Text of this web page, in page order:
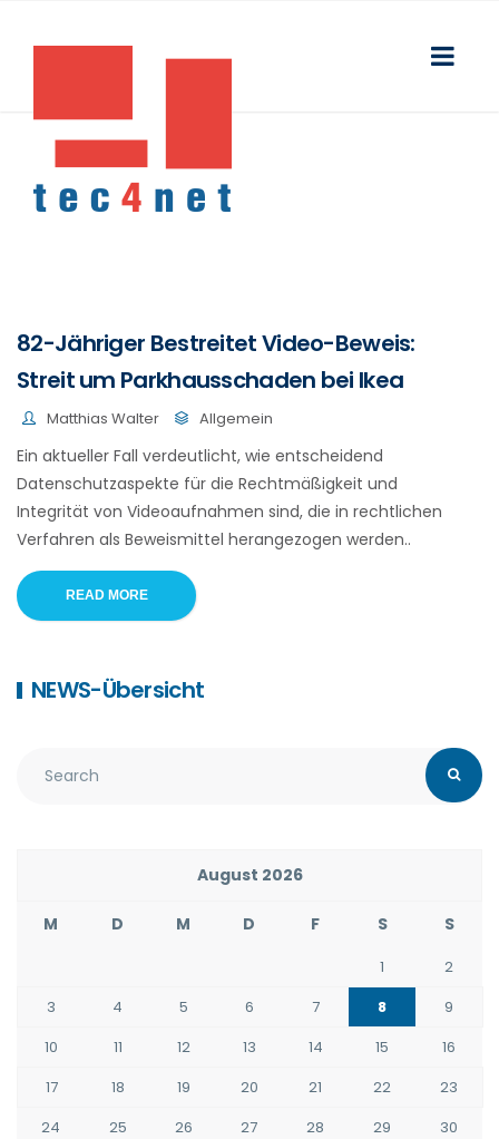
82-Jähriger Bestreitet Video-Beweis:
Streit um Parkhausschaden bei Ikea
Matthias Walter Allgemein
Ein aktueller Fall verdeutlicht, wie entscheidend
Datenschutzaspekte für die Rechtmäßigkeit und
Integrität von Videoaufnahmen sind, die in rechtlichen
Verfahren als Beweismittel herangezogen werden..
READ MORE
NEWS-Übersicht
August 2026
M D M D F S S
1
2
3
4 5 6 7 8
9
10
11 12 13 14 15
16
17
18 19 20 21 22
23
24
25 26 27 28 29
30